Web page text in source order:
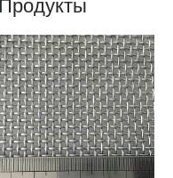
Продукты